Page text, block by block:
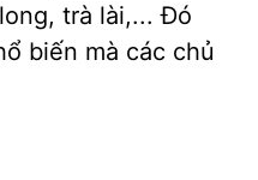
trà lài,... Đó
biến mà các chủ